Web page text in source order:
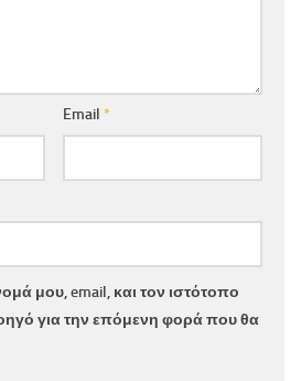
Email *
μου, email, και τον ιστότοπο
για την επόμενη φορά που θα